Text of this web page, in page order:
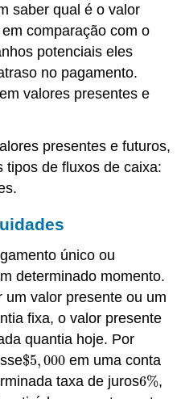
saber qual é o valor
comparação com o
potenciais eles
no pagamento.
valores presentes e
presentes e futuros,
tipos de fluxos de caixa:
único ou
determinado momento.
valor presente ou um
fixa, o valor presente
quantia hoje. Por
$5, 000
$5, 000 em uma conta
taxa de juros6%
6%,